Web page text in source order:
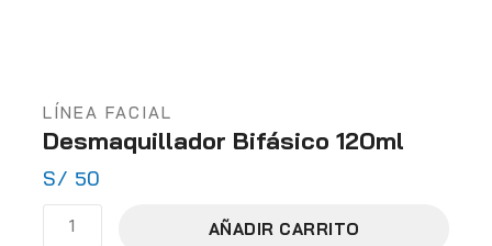
LÍNEA FACIAL
Desmaquillador Bifásico 120ml
S/ 50
AÑADIR CARRITO